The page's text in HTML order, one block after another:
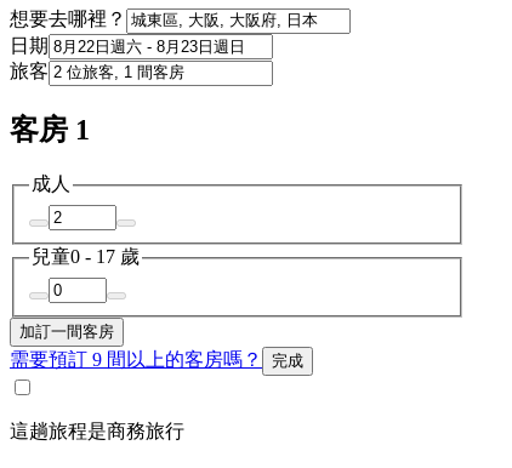
想要去哪裡？
日期
旅客
客房 1
成人
兒童0 - 17 歲
加訂一間客房
需要預訂 9 間以上的客房嗎？ 完成
這趟旅程是商務旅行